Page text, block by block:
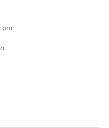
pm